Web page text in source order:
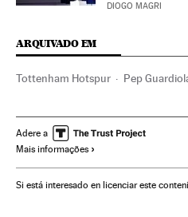
DIOGO MAGRI
ARQUIVADO EM
Tottenham Hotspur Pep
América Champions League
Champions League
Adere a
Mais informações
Si está interesado en licenciar este